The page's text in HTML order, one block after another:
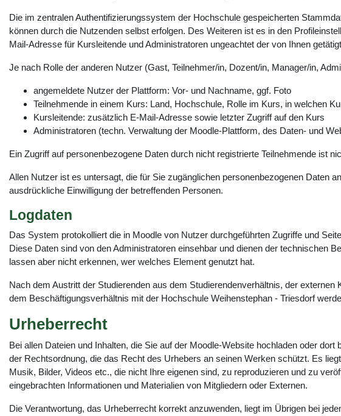
Die im zentralen Authentifizierungssystem der Hochschule gespeicherten
können durch die Nutzenden selbst erfolgen. Des Weiteren ist es in den
Mail-Adresse für Kursleitende und Administratoren ungeachtet der von Ihnen
Je nach Rolle der anderen Nutzer (Gast, Teilnehmer/in, Dozent/in, Manager/in,
angemeldete Nutzer der Plattform: Vor- und Nachname, ggf. Foto
Teilnehmende in einem Kurs: Land, Hochschule, Rolle im Kurs, in welchen
Kursleitende: zusätzlich E-Mail-Adresse sowie letzter Zugriff auf den Kurs
Administratoren (techn. Verwaltung der Moodle-Plattform, des Daten- und
Ein Zugriff auf personenbezogene Daten durch nicht registrierte Teilnehmende ist
Allen Nutzer ist es untersagt, die für Sie zugänglichen personenbezogenen Daten
ausdrückliche Einwilligung der betreffenden Personen.
Logdaten
Das System protokolliert die in Moodle von Nutzer durchgeführten Zugriffe und
Diese Daten sind von den Administratoren einsehbar und dienen der technischen
lassen aber nicht erkennen, wer welches Element genutzt hat.
Nach dem Austritt der Studierenden aus dem Studierendenverhältnis, der
dem Beschäftigungsverhältnis mit der Hochschule Weihenstephan - Triesdorf
Urheberrecht
Bei allen Dateien und Inhalten, die Sie auf der Moodle-Website hochladen oder
der Rechtsordnung, die das Recht des Urhebers an seinen Werken schützt. Es
Musik, Bilder, Videos etc., die nicht Ihre eigenen sind, zu reproduzieren und zu
eingebrachten Informationen und Materialien von Mitgliedern oder Externen.
Die Verantwortung, das Urheberrecht korrekt anzuwenden, liegt im Übrigen bei